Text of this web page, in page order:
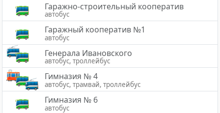
Гаражно-строительный кооператив
автобус
Гаражный кооператив №1
автобус
Генерала Ивановского
автобус, троллейбус
Гимназия № 4
автобус, трамвай, троллейбус
Гимназия № 6
автобус